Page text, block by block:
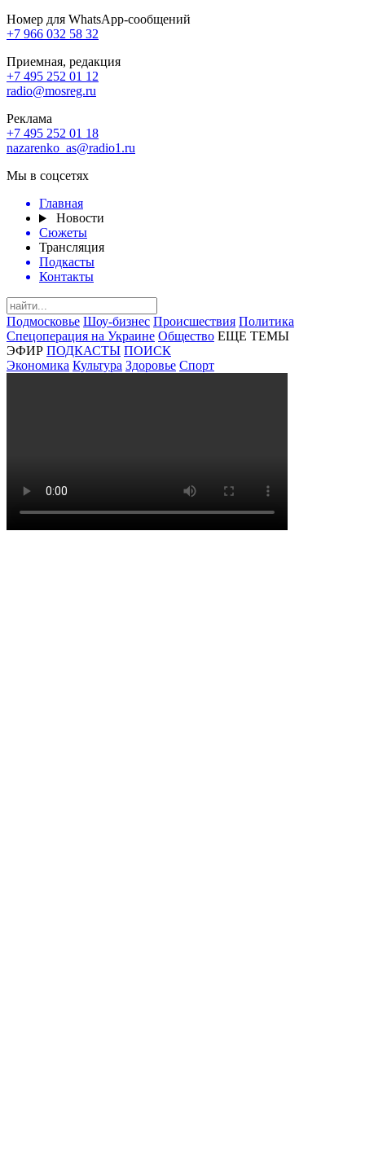
Номер для WhatsApp-сообщений
+7 966 032 58 32
Приемная, редакция
+7 495 252 01 12
radio@mosreg.ru
Реклама
+7 495 252 01 18
nazarenko_as@radio1.ru
Мы в соцсетях
Главная
Новости
Сюжеты
Трансляция
Подкасты
Контакты
Подмосковье Шоу-бизнес Происшествия Политика
Спецоперация на Украине Общество ЕЩЕ ТЕМЫ
ЭФИР ПОДКАСТЫ ПОИСК
Экономика Культура Здоровье Спорт